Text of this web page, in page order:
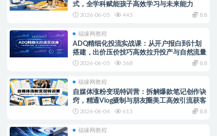
式，全学科赋能孩子高效学习与未来能力
2026-06-05 445 8.8
福缘网教程
ADQ精细化投流实战课：从开户报白到计划
搭建，出价压价技巧高效拉升投产与自然流量
2026-06-05 368 8.8
福缘网教程
自媒体涨粉变现特训营：拆解爆款笔记创作诀
窍，精通Vlog摄制与朋友圈美工高效引流获客
2026-06-04 613 8.8
福缘网教程